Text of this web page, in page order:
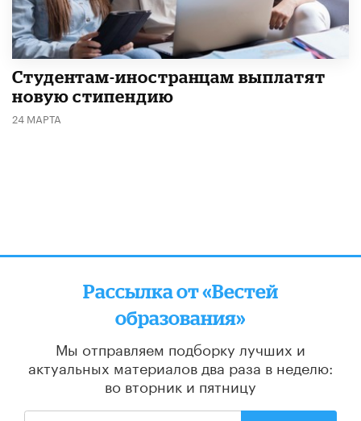
Студентам-иностранцам выплатят
новую стипендию
24 МАРТА
Рассылка от «Вестей
образования»
Мы отправляем подборку лучших и
актуальных материалов два раза в неделю:
во вторник и пятницу